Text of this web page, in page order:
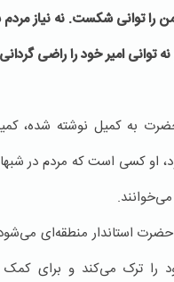
توانى شكست. نه نياز مردم
توانى امير خود را راضى
به کمیل نوشته شده،
او کسی است که مردم در
استاندار منطقه‌ای
را ترک می‌کند و برای کمک